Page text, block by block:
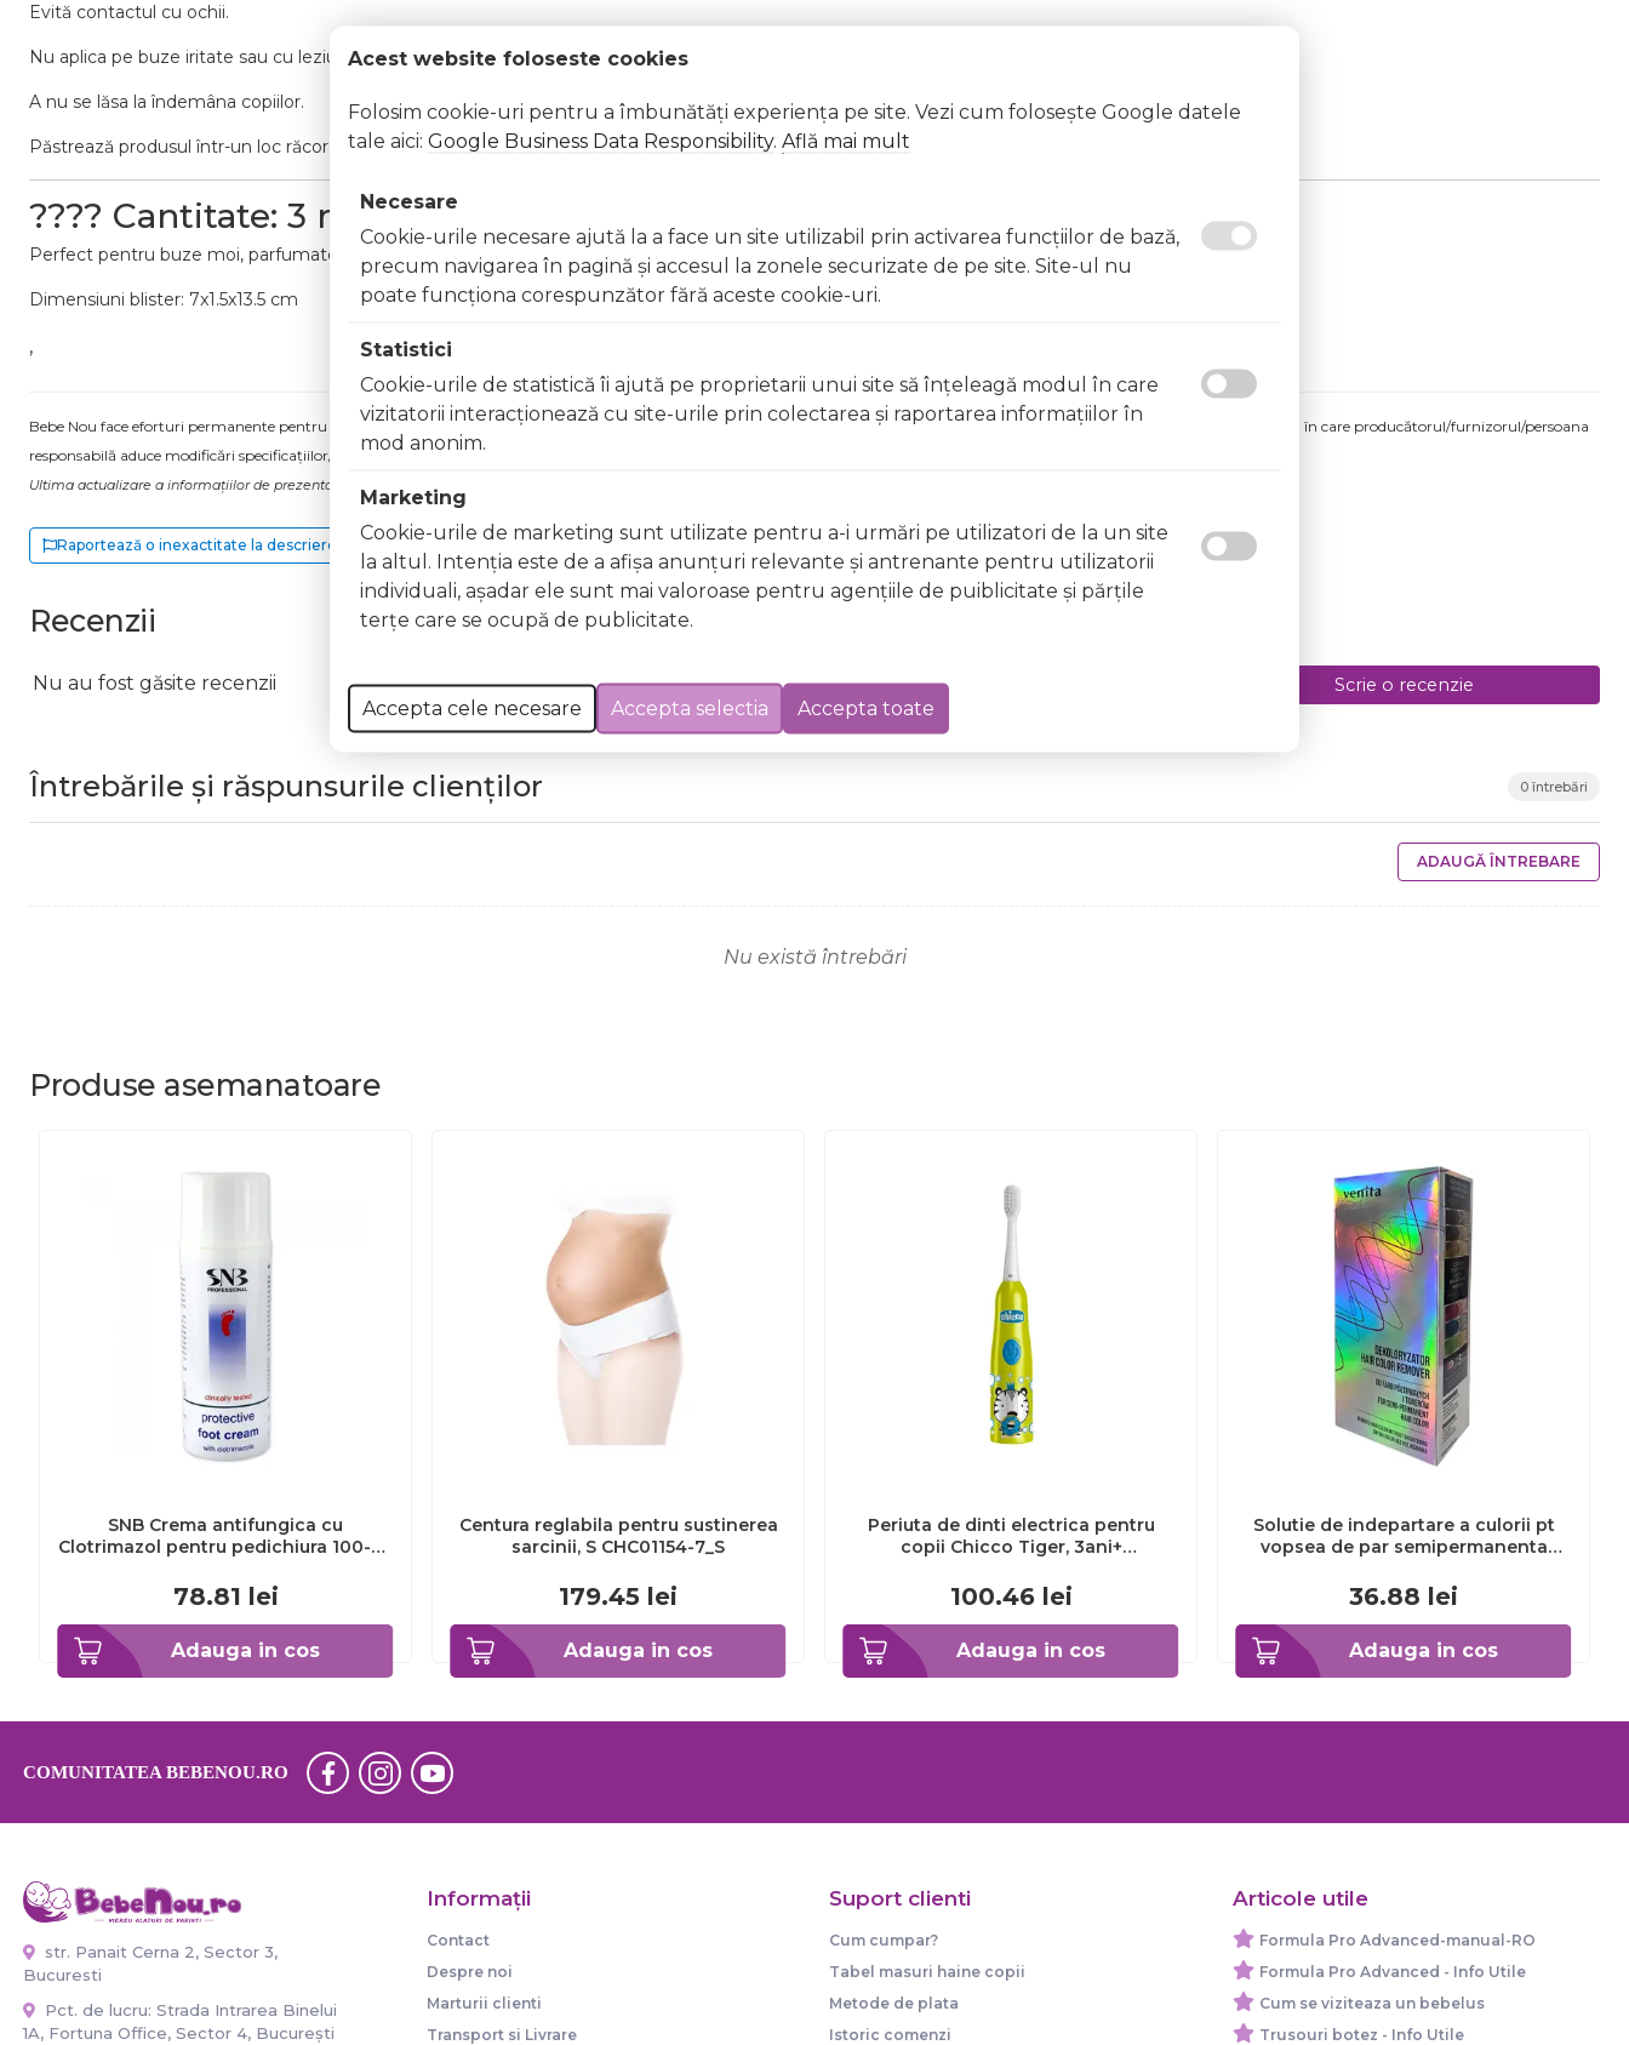
Evită contactul cu ochii.
Nu aplica pe buze iritate sau cu leziuni.
A nu se lăsa la îndemâna copiilor.
Păstrează produsul într-un loc răcoros, ferit de lumina directă a soarelui.
???? Cantitate: 3 ml
Perfect pentru buze moi, parfumate și strălucitoare, cu un gust subtil de vară.
Dimensiuni blister: 7x1.5x13.5 cm
,
Bebe Nou face eforturi permanente pentru a păstra informațiile actualizate. Excepții pentru care informațiile prezentate pot fi diferite față de cele ale produsului comandat pot fi acelea în care producătorul/furnizorul/persoana
responsabilă aduce modificări specificațiilor/etichetei acestuia, fără a ne informa în prealabil. În cazul apariției unor diferențe, prevalează informația de pe etichetele produsului fizic.
Ultima actualizare a informațiilor de prezentare pentru Ulei de buze Candy Strawberry, 12208, IDC Institute, 3 ml, aroma de capsuni a fost efectuată la data de 07.08.2026
Raportează o inexactitate la descriere
Recenzii
Nu au fost găsite recenzii Scrie o recenzie
Întrebările și răspunsurile clienților 0 întrebări
ADAUGĂ ÎNTREBARE
Nu există întrebări
Produse asemanatoare
Adauga in cos
SNB Crema antifungica cu
Clotrimazol pentru pedichiura 100-ml
78.81 lei
Adauga in cos
Centura reglabila pentru sustinerea
sarcinii, S CHC01154-7_S
179.45 lei
Adauga in cos
Periuta de dinti electrica pentru
copii Chicco Tiger, 3ani+
100.46 lei
Adauga in cos
Solutie de indepartare a culorii pt
vopsea de par semipermanenta
ml
36.88 lei
COMUNITATEA BEBENOU.RO
str. Panait Cerna 2, Sector 3,
Bucuresti
Pct. de lucru: Strada Intrarea Binelui
1A, Fortuna Office, Sector 4, București
Informaţii
Contact
Despre noi
Marturii clienti
Transport si Livrare
Suport clienti
Cum cumpar?
Tabel masuri haine copii
Metode de plata
Istoric comenzi
Articole utile
Formula Pro Advanced-manual-RO
Formula Pro Advanced - Info Utile
Cum se viziteaza un bebelus
Trusouri botez - Info Utile
Acest website foloseste cookies
Folosim cookie-uri pentru a îmbunătăți experiența pe site. Vezi cum folosește Google datele
tale aici: Google Business Data Responsibility. Află mai mult
Necesare
Cookie-urile necesare ajută la a face un site utilizabil prin activarea funcţiilor de bază,
precum navigarea în pagină şi accesul la zonele securizate de pe site. Site-ul nu
poate funcţiona corespunzător fără aceste cookie-uri.
Statistici
Cookie-urile de statistică îi ajută pe proprietarii unui site să înţeleagă modul în care
vizitatorii interacţionează cu site-urile prin colectarea şi raportarea informaţiilor în
mod anonim.
Marketing
Cookie-urile de marketing sunt utilizate pentru a-i urmări pe utilizatori de la un site
la altul. Intenţia este de a afişa anunţuri relevante şi antrenante pentru utilizatorii
individuali, aşadar ele sunt mai valoroase pentru agenţiile de puiblicitate şi părţile
terţe care se ocupă de publicitate.
Accepta cele necesare Accepta selectia Accepta toate